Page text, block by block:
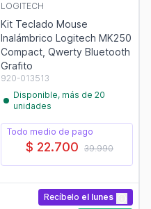
LOGITECH
Kit Teclado Mouse
Inalámbrico Logitech MK250
Compact, Qwerty Bluetooth
Grafito
920-013513
Disponible, más de 20
unidades
Todo medio de pago
$ 22.700 39.990
Recíbelo el lunes